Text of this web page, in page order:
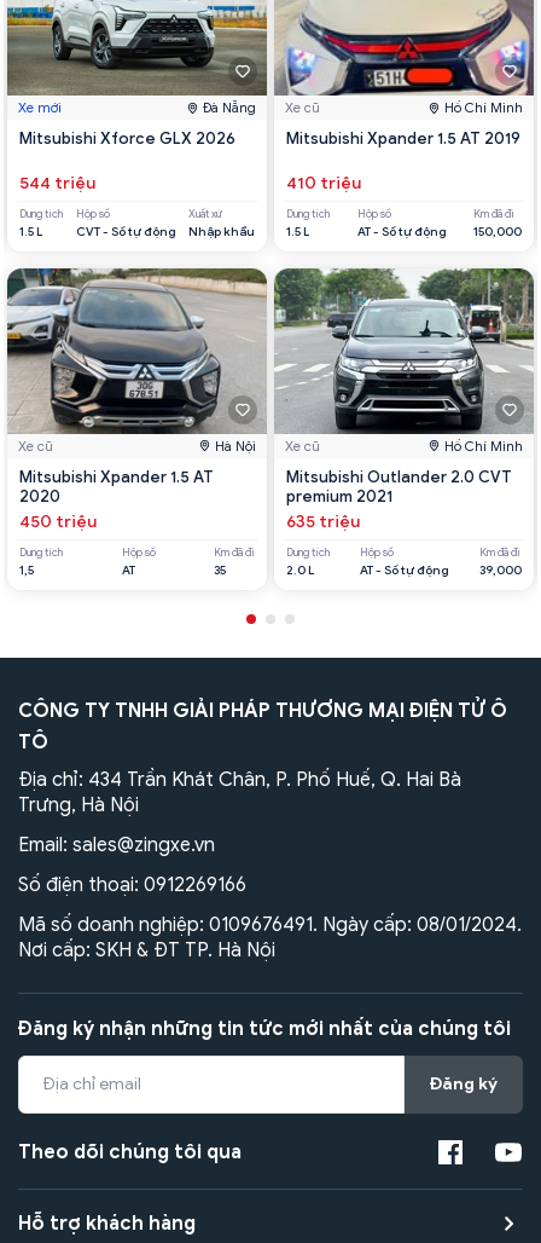
Xe mới Đà Nẵng
Mitsubishi Xforce GLX 2026
544 triệu
Dung tích
1.5 L
Hộp số
CVT - Số tự động
Xuất xứ
Nhập khẩu
Xe cũ Hà Nội
Mitsubishi Xpander 1.5 AT
2020
450 triệu
Dung tích
1,5
Hộp số
AT
Km đã đi
35
Xe cũ Hồ Chí Minh
Mitsubishi Xpander 1.5 AT 2019
410 triệu
Dung tích
1.5 L
Hộp số
AT - Số tự động
Km đã đi
150,000
Xe cũ Hồ Chí Minh
Mitsubishi Outlander 2.0 CVT
premium 2021
635 triệu
Dung tích
2.0 L
Hộp số
AT - Số tự động
Km đã đi
39,000
CÔNG TY TNHH GIẢI PHÁP THƯƠNG MẠI ĐIỆN TỬ Ô
TÔ
Địa chỉ: 434 Trần Khát Chân, P. Phố Huế, Q. Hai Bà
Trưng, Hà Nội
Email: sales@zingxe.vn
Số điện thoại: 0912269166
Mã số doanh nghiệp: 0109676491. Ngày cấp: 08/01/2024.
Nơi cấp: SKH & ĐT TP. Hà Nội
Đăng ký nhận những tin tức mới nhất của chúng tôi
Đăng ký
Theo dõi chúng tôi qua
Hỗ trợ khách hàng